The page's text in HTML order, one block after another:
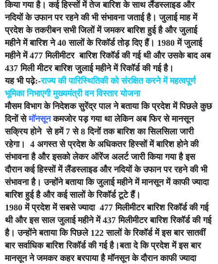
किया गया है। कई हिस्सों में तेज बारिश के साथ लैंडस्लाइड और
नदियों के उफान पर रहने की भी संभावना जताई है। जुलाई माह में
प्रदेश के तकरीबन सभी जिलों में जमकर बारिश हुई है और जुलाई
महीने में बारिश ने 40 सालों के रिकॉर्ड तोड़ दिए हैं। 1980 में जुलाई
महीने में 477 मिलीमीटर बारिश रिकॉर्ड की गई थी और उसके बाद अब
437 मिली मीटर बारिश जुलाई महीने में रिकॉर्ड की गई है।
यह भी पढ़े:-राज्य की पारिस्थितिकी को संरक्षित करने में महत्वपूर्ण
भूमिका निभाएगी मुख्यमंत्री वन विस्तार योजना
मौसम विभाग के निदेशक सुरेंद्र पाल ने बताया कि प्रदेश में पिछले कुछ
दिनों सेमॉनसूनकमजोर पड़ गया था लेकिन अब फिर से मानसून
सक्रिय होने से हमें 7 से 8 दिनों तक बारिश का सिलसिला जारी
रहेगा। 4 अगस्त से प्रदेश के अधिकतर हिस्सों में बारिश होने की
संभावना है और इसको लेकर ऑरेंज अलर्ट जारी किया गया है इस
दौरान कई हिस्सों में लैंडस्लाइड और नदियों के उफान पर रहने की भी
संभावना है। उन्होंने बताया कि जुलाई महीने में मानसून में काफी ज्यादा
बारिश हुई है और कई सालों के रिकॉर्ड टूटे हैं।
1980 में प्रदेश में सबसे ज्यादा 477 मिलीमीटर बारिश रिकॉर्ड की गई
थी और इस साल जुलाई महीने में 437 मिलीमीटर बारिश रिकॉर्ड की गई
है। उन्होंने बताया कि पिछले 122 सालों के रिकॉर्ड में इस बार सातवीं
बार सर्वाधिक बारिश रिकॉर्ड की गई है।बता दे कि प्रदेश में इस बार
मानसून ने जमकर कहर बरपाया है मॉनसून के दौरान काफी ज्यादा